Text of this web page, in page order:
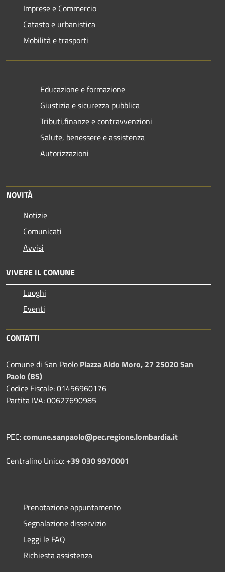
Imprese e Commercio
Catasto e urbanistica
Mobilità e trasporti
Educazione e formazione
Giustizia e sicurezza pubblica
Tributi,finanze e contravvenzioni
Salute, benessere e assistenza
Autorizzazioni
NOVITÀ
Notizie
Comunicati
Avvisi
VIVERE IL COMUNE
Luoghi
Eventi
CONTATTI
Comune di San Paolo Piazza Aldo Moro, 27 25020 San
Paolo (BS)
Codice Fiscale: 01456960176
Partita IVA: 00627690985
PEC:comune.sanpaolo@pec.regione.lombardia.it
Centralino Unico:+39 030 9970001
Prenotazione appuntamento
Segnalazione disservizio
Leggi le FAQ
Richiesta assistenza